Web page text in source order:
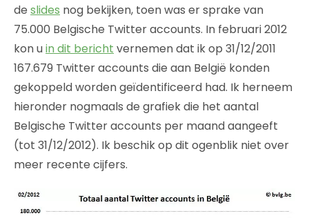
de slides nog bekijken, toen was er sprake van
75.000 Belgische Twitter accounts. In februari 2012
kon uin dit bericht vernemen dat ik op 31/12/2011
167.679 Twitter accounts die aan België konden
gekoppeld worden geïdentificeerd had. Ik herneem
hieronder nogmaals de grafiek die het aantal
Belgische Twitter accounts per maand aangeeft
(tot 31/12/2012). Ik beschik op dit ogenblik niet over
meer recente cijfers.